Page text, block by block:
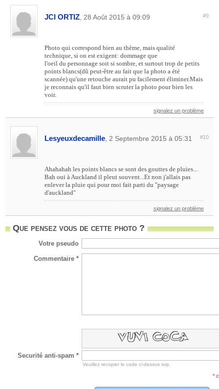
JCl ORTIZ , 28 Août 2015 à 09:09 #9
Photo qui correspond bien au thème, mais qualité
technique, si on est exigent: dommage que
l'oeil du personnage soit si sombre, et surtout trop de petits
points blancs(dû peut-être au fait que la photo a été
scannée) qu'une retouche aurait pu facilement éliminer.Mais
je reconnais qu'il faut bien scruter la photo pour bien les
voir.
signalez un problème
Lesyeuxdecamille , 2 Septembre 2015 à 05:31 #10
Ahahahah les points blancs se sont des gouttes de pluies...
Bah oui à Auckland il pleut souvent...Et non j'allais pas
enlever la pluie qui pour moi fait parti du "paysage
d'auckland"
signalez un problème
Que pensez vous de cette photo ?
Votre pseudo
Commentaire *
Securité anti-spam *
Veuillez recopier le code ci-dessus svp.
*